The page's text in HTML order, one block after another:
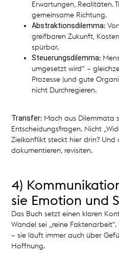
Erwartungen, Realitäten.
gemeinsame Richtung.
Abstraktionsdilemma:
greifbaren Zukunft,
spürbar.
Steuerungsdilemma:
umgesetzt wird“ –
Prozesse (und gute
nicht Durchregieren.
Transfer: Mach aus Dilemmata
Entscheidungsfragen. Nicht
Zielkonflikt steckt hier drin? Und
dokumentieren, revisiten.
4)
sie Emotion und
Das Buch setzt einen klaren
Wandel sei „reine
– sie läuft immer auch über
Hoffnung.